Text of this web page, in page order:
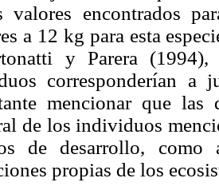
valores encontrados
a 12 kg para esta
y Parera (1994),
corresponderían a
mencionar que
de los individuos
de desarrollo,
propias de los